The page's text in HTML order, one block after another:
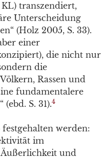
transzendiert,
Unterscheidung
(Holz 2005, S. 33).
einer
die nicht nur
die
Rassen und
fundamentalere
S. 31).4
werden:
im
und